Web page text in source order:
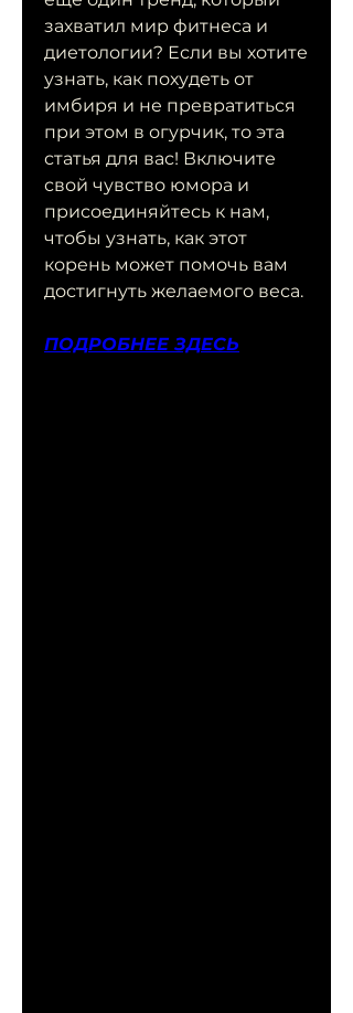
захватил мир фитнеса и
диетологии? Если вы хотите
узнать, как похудеть от
имбиря и не превратиться
при этом в огурчик, то эта
статья для вас! Включите
свой чувство юмора и
присоединяйтесь к нам,
чтобы узнать, как этот
корень может помочь вам
достигнуть желаемого веса.
ПОДРОБНЕЕ ЗДЕСЬ